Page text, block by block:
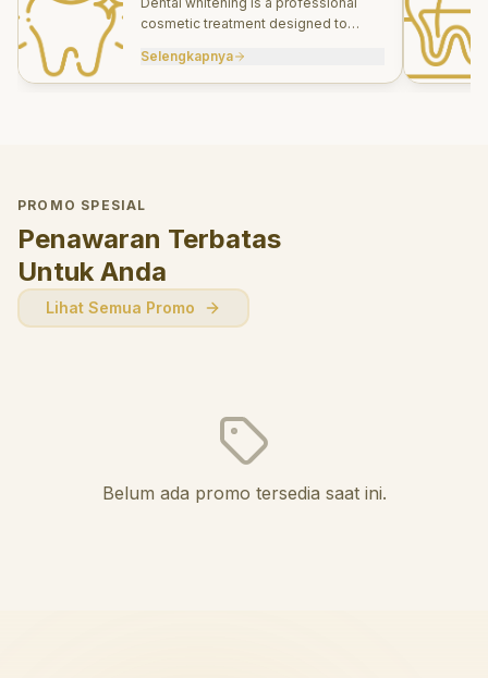
cosmetic treatment designed to
effectively.
Selengkapnya
PROMO SPESIAL
Penawaran Terbatas
Untuk Anda
Lihat Semua Promo
Belum ada promo tersedia saat ini.